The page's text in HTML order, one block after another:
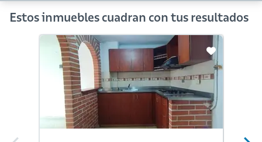
Estos inmuebles cuadran con tus resultados